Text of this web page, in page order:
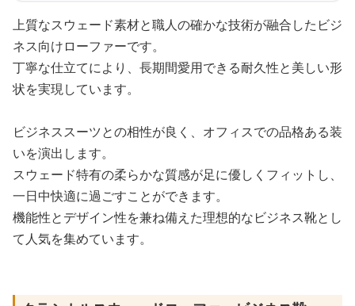
上質なスウェード素材と職人の確かな技術が融合したビジ
ネス向けローファーです。
丁寧な仕立てにより、長期間愛用できる耐久性と美しい形
状を実現しています。
ビジネススーツとの相性が良く、オフィスでの品格ある装
いを演出します。
スウェード特有の柔らかな質感が足に優しくフィットし、
一日中快適に過ごすことができます。
機能性とデザイン性を兼ね備えた理想的なビジネス靴とし
て人気を集めています。